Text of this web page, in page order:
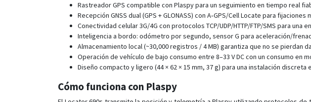
Rastreador GPS compatible con Plaspy para un seguimiento en tiempo real
Recepción GNSS dual (GPS + GLONASS) con A‑GPS/Cell Locate para
Conectividad celular 3G/4G con protocolos TCP/UDP/HTTP/FTP/SMS para una
Inteligencia a bordo: odómetro por segundo, sensor G para aceleración/
Almacenamiento local (~30,000 registros / 4 MB) garantiza que no se
Operación de vehículo de bajo consumo entre 8–33 V DC con un consumo
Diseño compacto y ligero (44 × 62 × 15 mm, 37 g) para una instalación
Cómo funciona con Plaspy